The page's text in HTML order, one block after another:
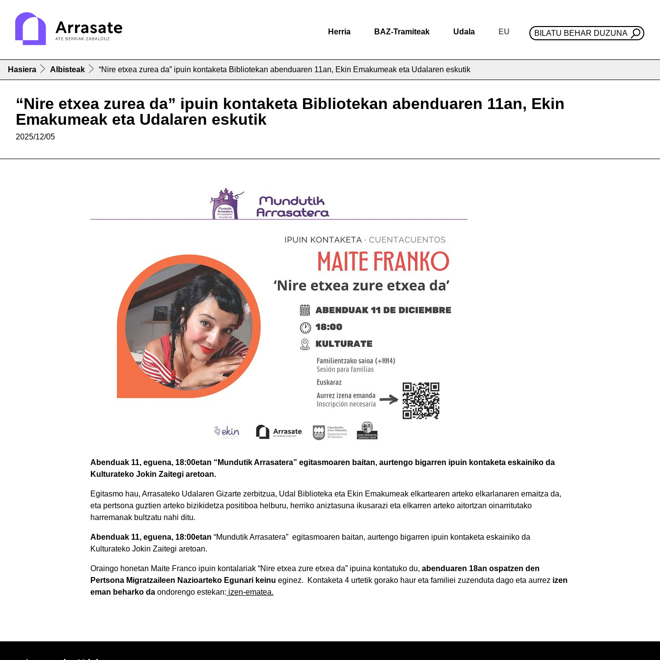
Herria BAZ-Tramiteak Udala EU BILATU BEHAR DUZUNA
Hasiera Albisteak “Nire etxea zurea da” ipuin kontaketa Bibliotekan abenduaren 11an, Ekin Emakumeak eta Udalaren eskutik
“Nire etxea zurea da” ipuin kontaketa Bibliotekan abenduaren 11an, Ekin
Emakumeak eta Udalaren eskutik
2025/12/05
Abenduak 11, eguena, 18:00etan “Mundutik Arrasatera” egitasmoaren baitan, aurtengo bigarren ipuin kontaketa eskainiko da
Kulturateko Jokin Zaitegi aretoan.
Egitasmo hau, Arrasateko Udalaren Gizarte zerbitzua, Udal Biblioteka eta Ekin Emakumeak elkartearen arteko elkarlanaren emaitza da,
eta pertsona guztien arteko bizikidetza positiboa helburu, herriko aniztasuna ikusarazi eta elkarren arteko aitortzan oinarritutako
harremanak bultzatu nahi ditu.
Abenduak 11, eguena, 18:00etan “Mundutik Arrasatera” egitasmoaren baitan, aurtengo bigarren ipuin kontaketa eskainiko da
Kulturateko Jokin Zaitegi aretoan.
Oraingo honetan Maite Franco ipuin kontalariak “Nire etxea zure etxea da” ipuina kontatuko du, abenduaren 18an ospatzen den
Pertsona Migratzaileen Nazioarteko Egunari keinu eginez. Kontaketa 4 urtetik gorako haur eta familiei zuzenduta dago eta aurrez izen
eman beharko da ondorengo estekan: izen-ematea.